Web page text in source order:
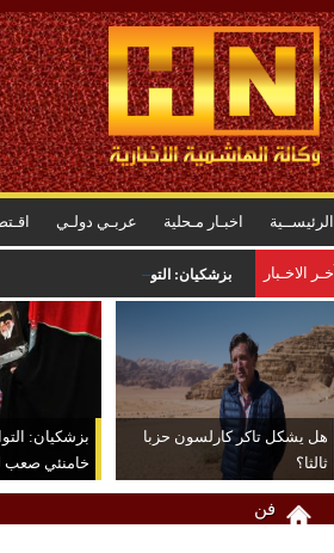
الرئيســية اخبـار مـحلية عربـي دولـي
آخـر الاخـبار بزشكيان: التواصل مع مجتبى خامنئي صعب
هل يشكل تاكر كارلسون حزبا
ثالثا؟
بزشكيان:
خامنئي صعب
فن